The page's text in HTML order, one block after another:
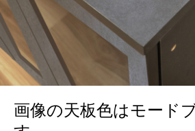
画像の天板色はモード